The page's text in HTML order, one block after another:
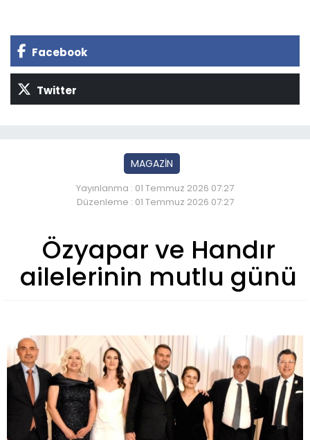
Facebook
Twitter
MAGAZİN
Yayınlanma : 01 Temmuz 2026 07:27
Düzenleme : 01 Temmuz 2026 07:27
Özyapar ve Handır
ailelerinin mutlu günü